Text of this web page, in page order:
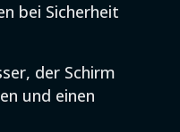
bei Sicherheit
der Schirm
und einen